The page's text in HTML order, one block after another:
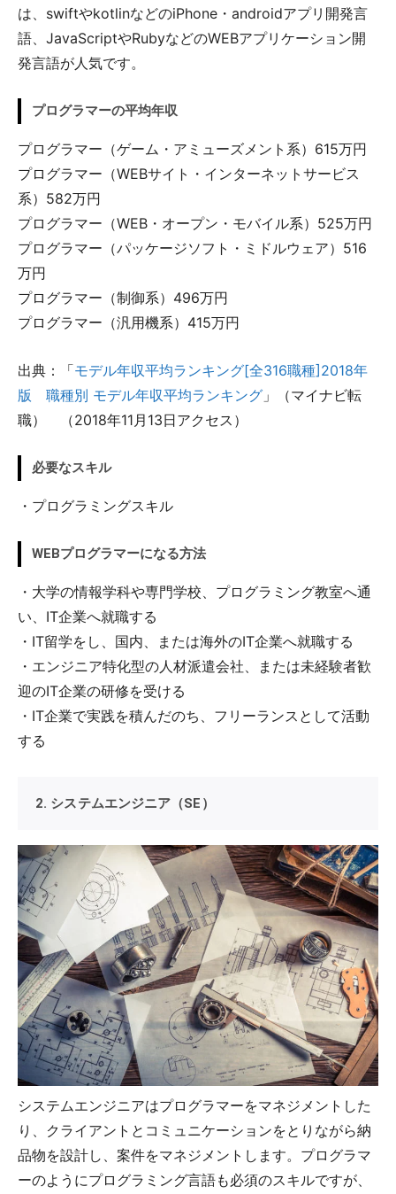
は、swiftやkotlinなどのiPhone・androidアプリ開発言
語、JavaScriptやRubyなどのWEBアプリケーション開
発言語が人気です。
プログラマーの平均年収
プログラマー（ゲーム・アミューズメント系）615万円
プログラマー（WEBサイト・インターネットサービス
系）582万円
プログラマー（WEB・オープン・モバイル系）525万円
プログラマー（パッケージソフト・ミドルウェア）516
万円
プログラマー（制御系）496万円
プログラマー（汎用機系）415万円
出典：「モデル年収平均ランキング[全316職種]2018年
版 職種別 モデル年収平均ランキング 」（マイナビ転
職） （2018年11月13日アクセス）
必要なスキル
・プログラミングスキル
WEBプログラマーになる方法
・大学の情報学科や専門学校、プログラミング教室へ通
い、IT企業へ就職する
・IT留学をし、国内、または海外のIT企業へ就職する
・エンジニア特化型の人材派遣会社、または未経験者歓
迎のIT企業の研修を受ける
・IT企業で実践を積んだのち、フリーランスとして活動
する
2. システムエンジニア（SE）
システムエンジニアはプログラマーをマネジメントした
り、クライアントとコミュニケーションをとりながら納
品物を設計し、案件をマネジメントします。プログラマ
ーのようにプログラミング言語も必須のスキルですが、